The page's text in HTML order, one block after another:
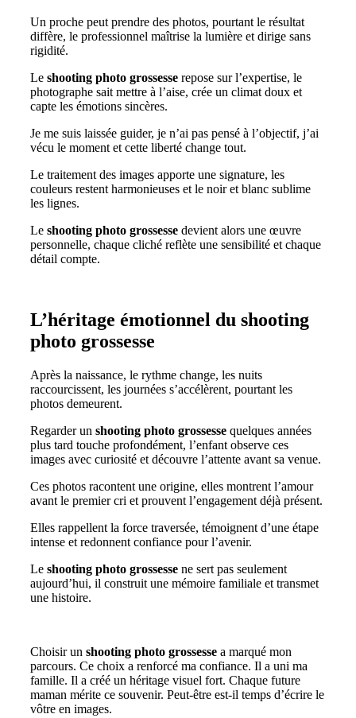
Un proche peut prendre des photos, pourtant le résultat
diffère, le professionnel maîtrise la lumière et dirige sans
rigidité.
Le shooting photo grossesse repose sur l’expertise, le
photographe sait mettre à l’aise, crée un climat doux et
capte les émotions sincères.
Je me suis laissée guider, je n’ai pas pensé à l’objectif, j’ai
vécu le moment et cette liberté change tout.
Le traitement des images apporte une signature, les
couleurs restent harmonieuses et le noir et blanc sublime
les lignes.
Le shooting photo grossesse devient alors une œuvre
personnelle, chaque cliché reflète une sensibilité et chaque
détail compte.
L’héritage émotionnel du shooting
photo grossesse
Après la naissance, le rythme change, les nuits
raccourcissent, les journées s’accélèrent, pourtant les
photos demeurent.
Regarder un shooting photo grossesse quelques années
plus tard touche profondément, l’enfant observe ces
images avec curiosité et découvre l’attente avant sa venue.
Ces photos racontent une origine, elles montrent l’amour
avant le premier cri et prouvent l’engagement déjà présent.
Elles rappellent la force traversée, témoignent d’une étape
intense et redonnent confiance pour l’avenir.
Le shooting photo grossesse ne sert pas seulement
aujourd’hui, il construit une mémoire familiale et transmet
une histoire.
Choisir un shooting photo grossesse a marqué mon
parcours. Ce choix a renforcé ma confiance. Il a uni ma
famille. Il a créé un héritage visuel fort. Chaque future
maman mérite ce souvenir. Peut-être est-il temps d’écrire le
vôtre en images.